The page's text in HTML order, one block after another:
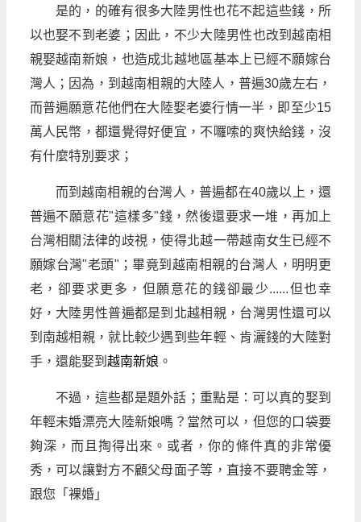
是的，的確有很多大陸男性也花不起這些錢，所
以也娶不到老婆；因此，不少大陸男性也改到越南相
親娶越南新娘，也造成北越地區基本上已經不願嫁台
灣人；因為，到越南相親的大陸人，普遍30歲左右，
而普遍願意花他們在大陸娶老婆行情一半，即至少15
萬人民幣，都還覺得好便宜，不囉嗦的爽快給錢，沒
有什麼特別要求；
而到越南相親的台灣人，普遍都在40歲以上，還
普遍不願意花"這樣多"錢，然後還要求一堆，再加上
台灣相關法律的歧視，使得北越一帶越南女生已經不
願嫁台灣"老頭"；畢竟到越南相親的台灣人，明明更
老，卻要求更多，但願意花的錢卻最少......但也幸
好，大陸男性普遍都是到北越相親，台灣男性還可以
到南越相親，就比較少遇到些年輕、肯灑錢的大陸對
手，還能娶到 越南新娘 。
不過，這些都是題外話；重點是：可以真的娶到
年輕未婚漂亮大陸新娘嗎？當然可以，但您的口袋要
夠深，而且掏得出來。或者，你的條件真的非常優
秀，可以讓對方不顧父母面子等，直接不要聘金等，
跟您「裸婚」